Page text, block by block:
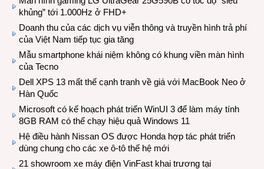
khủng” tới 1.000Hz ở FHD+
Doanh thu của các dịch vụ viễn thông và truyền hình trả phí
của Việt Nam tiếp tục gia tăng
Mẫu smartphone khái niệm không có khung viền màn hình
của Tecno
Dell XPS 13 mất thế cạnh tranh về giá với MacBook Neo ở
Hàn Quốc
Microsoft có kế hoạch phát triển WinUI 3 để làm máy tính
8GB RAM có thể chạy hiệu quả Windows 11
Hệ điều hành Nissan OS được Honda hợp tác phát triển
dùng chung cho các xe ô-tô thế hệ mới
21 showroom xe máy điện VinFast khai trương tại